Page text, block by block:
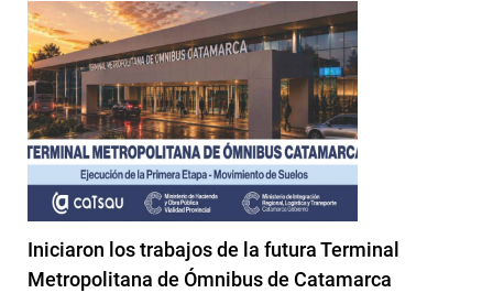
Iniciaron los trabajos de la futura Terminal
Metropolitana de Ómnibus de Catamarca